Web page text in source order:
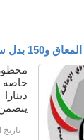
تاريخ